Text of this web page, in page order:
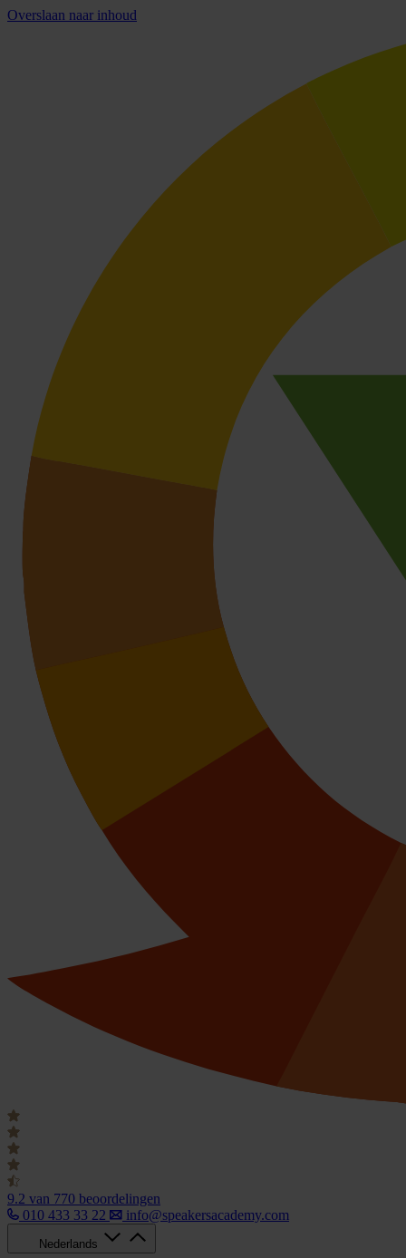
Overslaan naar inhoud
9.2 van 770 beoordelingen
010 433 33 22
info@speakersacademy.com
Nederlands